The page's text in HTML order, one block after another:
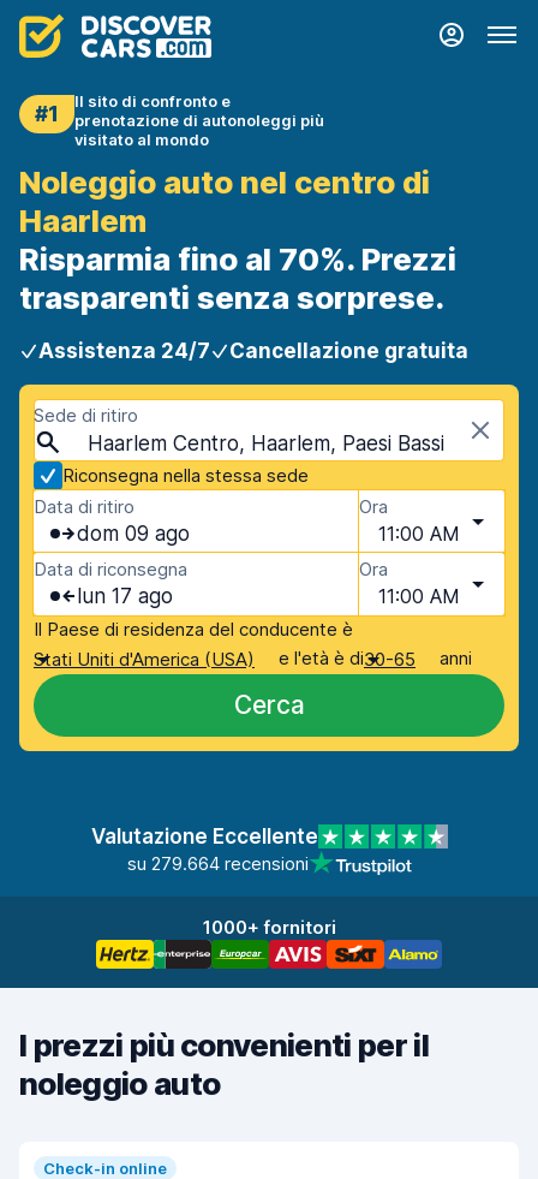
#1
Il sito di confronto e
prenotazione di autonoleggi più
visitato al mondo
Noleggio auto nel centro di
Haarlem
Risparmia fino al 70%. Prezzi
trasparenti senza sorprese.
Assistenza 24/7 Cancellazione gratuita
Sede di ritiro
Haarlem Centro, Haarlem, Paesi Bassi
Riconsegna nella stessa sede
Data di ritiro
dom 09 ago
Ora
11:00 AM
Data di riconsegna
lun 17 ago
Ora
11:00 AM
Il Paese di residenza del conducente è
Stati Uniti d'America (USA)
e l'età è di30-65 anni
Cerca
Valutazione Eccellente
su 279.664 recensioni
1000+ fornitori
I prezzi più convenienti per il
noleggio auto
Check-in online